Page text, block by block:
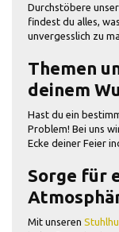
Durchstöbere
findest du alles,
unvergesslich zu
Themen
deinem
Hast du ein
Problem! Bei uns
Ecke deiner Feier
Sorge für
Mit unseren